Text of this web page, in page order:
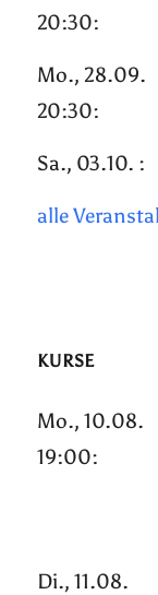
20:30:
Mo., 28.09.
20:30:
Sa., 03.10. :
alle
KURSE
Mo., 10.08.
19:00:
Di., 11.08.